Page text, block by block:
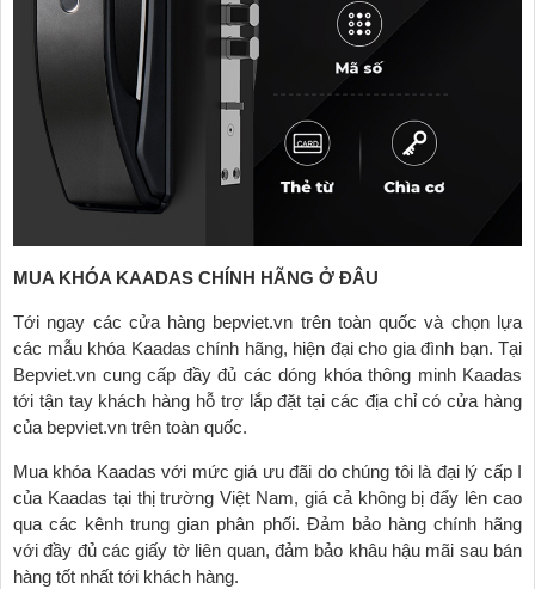
MUA KHÓA KAADAS CHÍNH HÃNG Ở ĐÂU
Tới ngay các cửa hàng bepviet.vn trên toàn quốc và chọn lựa
các mẫu khóa Kaadas chính hãng, hiện đại cho gia đình bạn. Tại
Bepviet.vn cung cấp đầy đủ các dóng khóa thông minh Kaadas
tới tận tay khách hàng hỗ trợ lắp đặt tại các địa chỉ có cửa hàng
của bepviet.vn trên toàn quốc.
Mua khóa Kaadas với mức giá ưu đãi do chúng tôi là đại lý cấp I
của Kaadas tại thị trường Việt Nam, giá cả không bị đẩy lên cao
qua các kênh trung gian phân phối. Đảm bảo hàng chính hãng
với đầy đủ các giấy tờ liên quan, đảm bảo khâu hậu mãi sau bán
hàng tốt nhất tới khách hàng.